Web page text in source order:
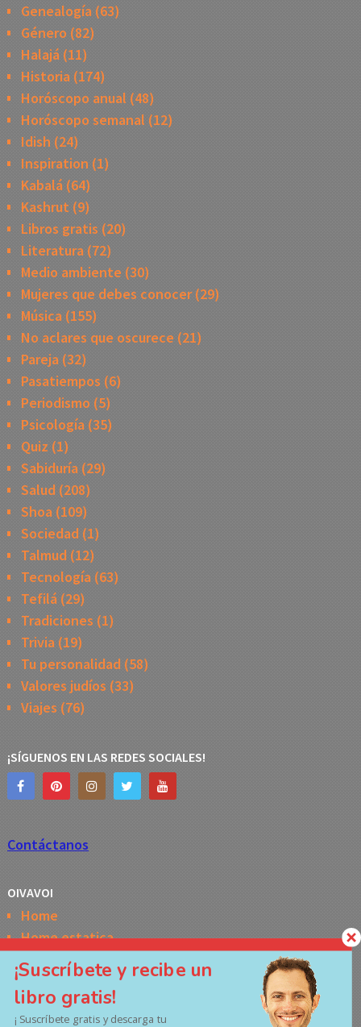
Genealogía(63)
Género (82)
Halajá(11)
Historia(174)
Horóscopo anual (48)
Horóscopo semanal (12)
Idish (24)
Inspiration (1)
Kabalá(64)
Kashrut (9)
Libros gratis (20)
Literatura(72)
Medio ambiente (30)
Mujeres que debes conocer(29)
Música(155)
No aclares que oscurece (21)
Pareja(32)
Pasatiempos (6)
Periodismo (5)
Psicología(35)
Quiz (1)
Sabiduría(29)
Salud (208)
Shoa(109)
Sociedad(1)
Talmud (12)
Tecnología(63)
Tefilá(29)
Tradiciones (1)
Trivia(19)
Tu personalidad(58)
Valores judíos (33)
Viajes (76)
¡SÍGUENOS EN LAS REDES SOCIALES!
Contáctanos
OIVAVOI
Home
Home estatica
Horóscopo semanal de la Kabbalah
Memes
No Access
¡Suscríbete y recibe un
libro gratis!
¡ Suscríbete gratis y descarga tu